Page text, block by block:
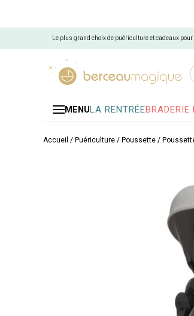
Le plus grand choix de puériculture et cadeaux
MENULA RENTRÉEBRADERIE
Accueil / Puériculture / Poussette /